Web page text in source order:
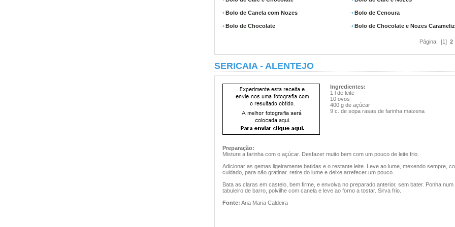
Bolo de Canela com Nozes Bolo de Cenoura
Bolo de Chocolate Bolo de Chocolate e Nozes
Página: [1] 2
SERICAIA - ALENTEJO
Ingredientes:
1 l de leite
10 ovos
400 g de açúcar
9 c. de sopa rasas de farinha maizena
Preparação:
Misture a farinha com o açúcar. Desfazer muito bem com um pouco de leite frio.
Adicionar as gemas ligeiramente batidas e o restante leite. Leve ao lume, mexendo sempre,
cuidado, para não gratinar. retire do lume e deixe arrefecer um pouco.
Bata as claras em castelo, bem firme, e envolva no preparado anterior, sem bater. Ponha num
tabuleiro de barro, polvilhe com canela e leve ao forno a tostar. Sirva frio.
Fonte: Ana Maria Caldeira